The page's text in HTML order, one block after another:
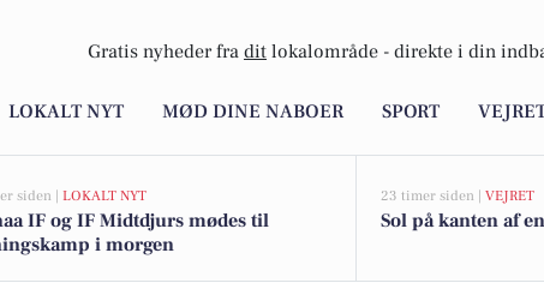
Gratis nyheder fra dit lokalområde - direkte i din
LOKALT NYT MØD DINE NABOER SPORT
siden | LOKALT NYT
IF og IF Midtdjurs mødes til
i morgen
23 timer siden | VEJRET
Sol på kanten af